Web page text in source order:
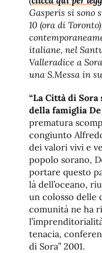
Gasperis si sono
10 (ora di
italiane, nel
Valleradice a
una S.Messa in
“La Città di
della famiglia
prematura
congiunto
dei valori vivi e
popolo sorano,
portare questo
là dell’oceano,
un colosso delle
comunità ne ha
tenacia,
di Sora” 2001.